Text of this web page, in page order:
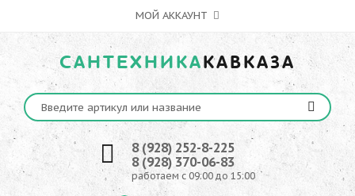
МОЙ АККАУНТ
САНТЕХНИКАКАВКАЗА
8 (928) 252-8-225
8 (928) 370-06-83
работаем с 09:00 до 15:00